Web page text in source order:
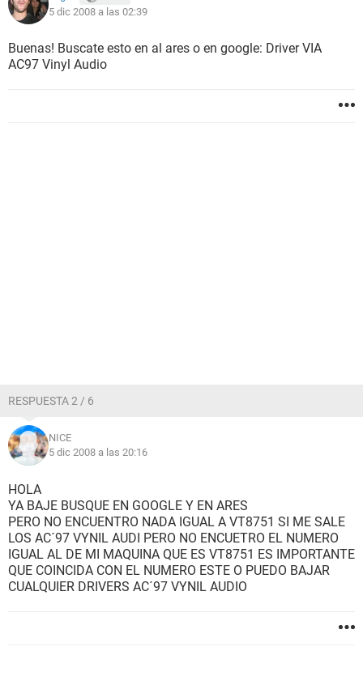
5 dic 2008 a las 02:39
Buenas! Buscate esto en al ares o en google: Driver VIA
AC97 Vinyl Audio
RESPUESTA 2 / 6
NICE
5 dic 2008 a las 20:16
HOLA
YA BAJE BUSQUE EN GOOGLE Y EN ARES
PERO NO ENCUENTRO NADA IGUAL A VT8751 SI ME SALE
LOS AC´97 VYNIL AUDI PERO NO ENCUETRO EL NUMERO
IGUAL AL DE MI MAQUINA QUE ES VT8751 ES IMPORTANTE
QUE COINCIDA CON EL NUMERO ESTE O PUEDO BAJAR
CUALQUIER DRIVERS AC´97 VYNIL AUDIO